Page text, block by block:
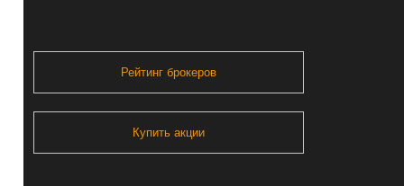
Рейтинг брокеров
Купить акции